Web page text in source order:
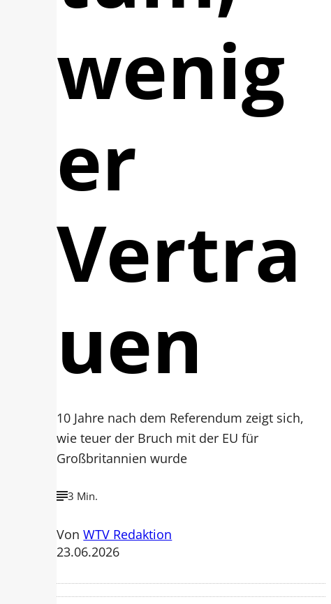
wenig
er
Vertra
uen
10 Jahre nach dem Referendum zeigt sich,
wie teuer der Bruch mit der EU für
Großbritannien wurde
3 Min.
VonWTV Redaktion
23.06.2026